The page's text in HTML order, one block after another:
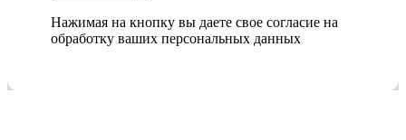
Нажимая на кнопку вы даете свое согласие на
обработку ваших персональных данных